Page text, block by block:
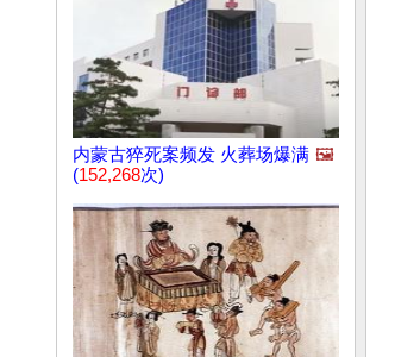
内蒙古猝死案频发 火葬场爆满 🖼️
(152,268次)